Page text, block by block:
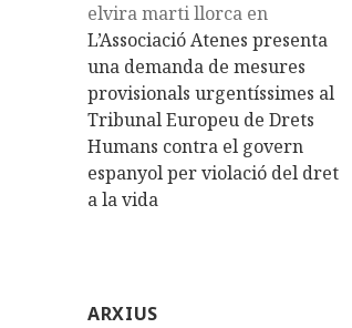
elvira marti llorca en
L’Associació Atenes presenta
una demanda de mesures
provisionals urgentíssimes al
Tribunal Europeu de Drets
Humans contra el govern
espanyol per violació del dret
a la vida
ARXIUS